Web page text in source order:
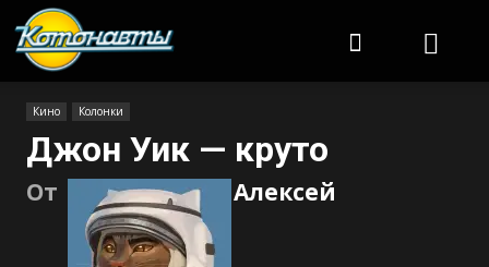
Кино Колонки
Джон Уик — круто
От Алексей